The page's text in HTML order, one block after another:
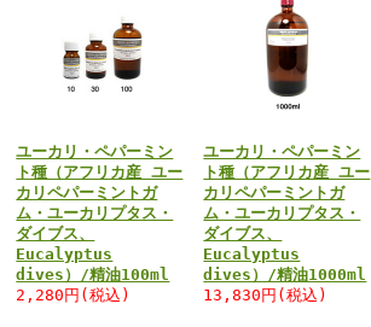
ユーカリ・ペパーミン
ト種（アフリカ産 ユー
カリペパーミントガ
ム・ユーカリプタス・
ダイブス、
Eucalyptus
dives）/精油100ml
2,280円(税込)
ユーカリ・ペパーミン
ト種（アフリカ産 ユー
カリペパーミントガ
ム・ユーカリプタス・
ダイブス、
Eucalyptus
dives）/精油1000ml
13,830円(税込)